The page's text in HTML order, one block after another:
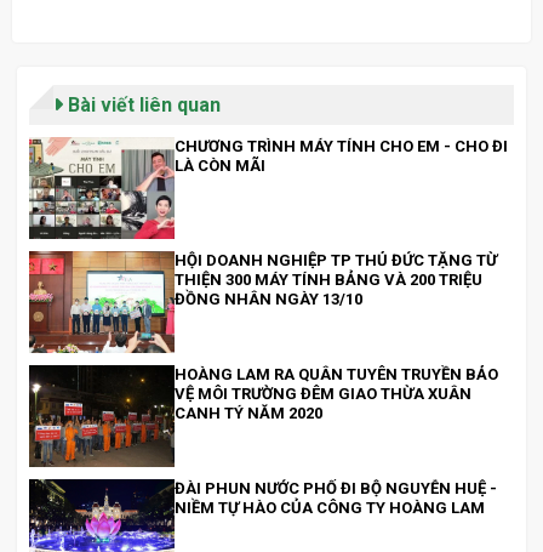
Bài viết liên quan
CHƯƠNG TRÌNH MÁY TÍNH CHO EM - CHO ĐI
LÀ CÒN MÃI
HỘI DOANH NGHIỆP TP THỦ ĐỨC TẶNG TỪ
THIỆN 300 MÁY TÍNH BẢNG VÀ 200 TRIỆU
ĐỒNG NHÂN NGÀY 13/10
HOÀNG LAM RA QUÂN TUYÊN TRUYỀN BẢO
VỆ MÔI TRƯỜNG ĐÊM GIAO THỪA XUÂN
CANH TÝ NĂM 2020
ĐÀI PHUN NƯỚC PHỐ ĐI BỘ NGUYỄN HUỆ -
NIỀM TỰ HÀO CỦA CÔNG TY HOÀNG LAM